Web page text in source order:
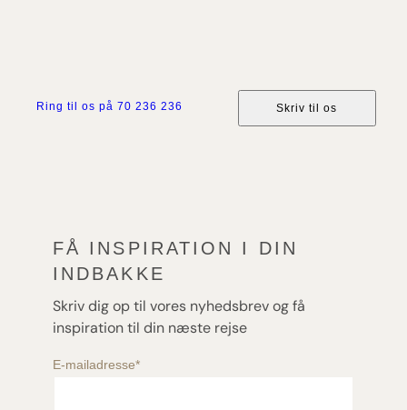
Ring til os på 70 236 236 Skriv til os
FÅ INSPIRATION I DIN
INDBAKKE
Skriv dig op til vores nyhedsbrev og få
inspiration til din næste rejse
E-mailadresse*